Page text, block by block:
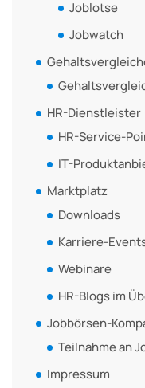
Joblotse
Jobwatch
HR-Dienstleister
HR-Service-
IT-
Marktplatz
Downloads
Karriere-
Webinare
HR-Blogs im
Jobbörsen-
Teilnahme an
Impressum